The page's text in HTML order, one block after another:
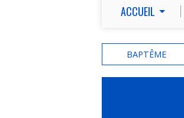
ACCUEIL
BAPTÊME